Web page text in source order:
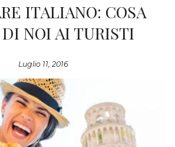
ITALIANO: COSA
NOI AI TURISTI
Luglio 11, 2016